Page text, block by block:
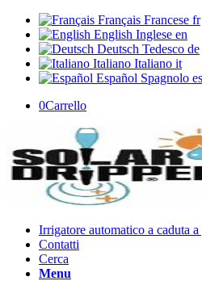
Français Francese fr
English Inglese en
Deutsch Tedesco de
Italiano Italiano it
Español Spagnolo es
0Carrello
Irrigatore automatico a caduta
Contatti
Cerca
Menu